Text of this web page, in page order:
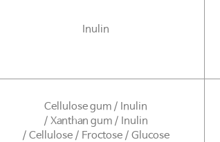
Inulin
Cellulose gum / Inulin
/ Xanthan gum / Inulin
/ Cellulose / Froctose / Glucose